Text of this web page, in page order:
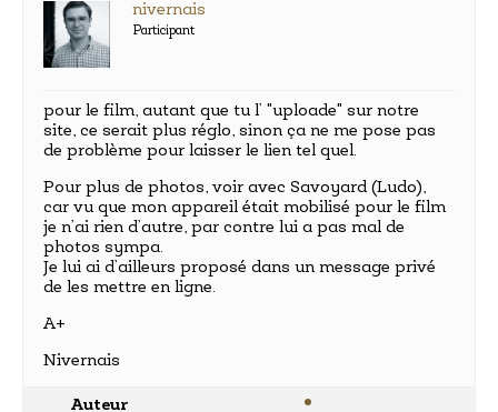
nivernais
Participant
pour le film, autant que tu l’ "uploade" sur notre
site, ce serait plus réglo, sinon ça ne me pose pas
de problème pour laisser le lien tel quel.
Pour plus de photos, voir avec Savoyard (Ludo),
car vu que mon appareil était mobilisé pour le film
je n’ai rien d’autre, par contre lui a pas mal de
photos sympa.
Je lui ai d’ailleurs proposé dans un message privé
de les mettre en ligne.
A+
Nivernais
Auteur